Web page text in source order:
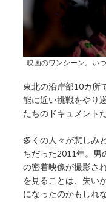
映画のワンシーン。い
東北の沿岸部10カ所
能に近い挑戦をやり
たちのドキュメントだ
多くの人々が悲しみ
ちだった2011年。男
の密着映像が撮影さ
を見ることは、失い
になったのかもしれな